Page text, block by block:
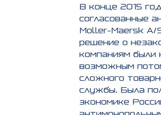
В конце 2015
согласованные
Moller-Maersk A/
решение о
компаниям были
возможным
сложного
службы. Была
экономике